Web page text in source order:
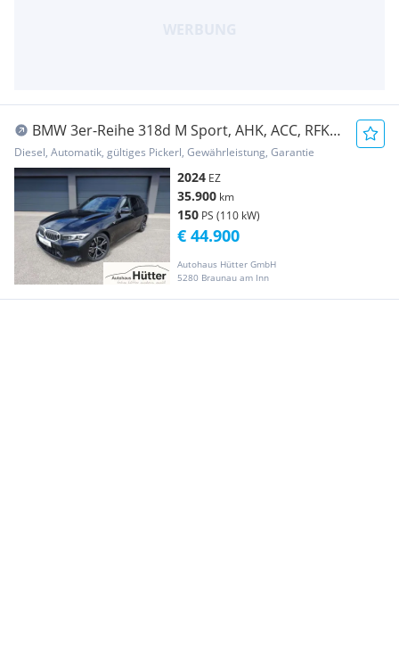
BMW 3er-Reihe 318d M Sport, AHK, ACC, RFK,
Komfortzugang
Diesel, Automatik, gültiges Pickerl, Gewährleistung, Garantie
2024 EZ
35.900 km
150 PS (110 kW)
Autohaus Hütter GmbH
5280 Braunau am Inn
€ 44.900